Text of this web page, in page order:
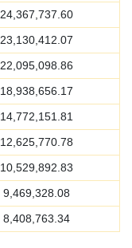
24,367,737.60
23,130,412.07
22,095,098.86
18,938,656.17
14,772,151.81
12,625,770.78
10,529,892.83
9,469,328.08
8,408,763.34